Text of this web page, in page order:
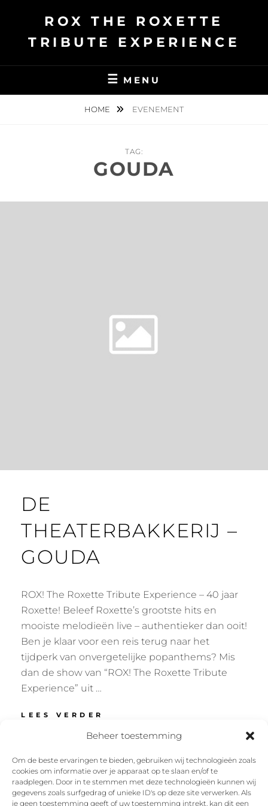
Beheer toestemming
Om de beste ervaringen te bieden, gebruiken wij technologieën zoals
cookies om informatie over je apparaat op te slaan en/of te
raadplegen. Door in te stemmen met deze technologieën kunnen wij
gegevens zoals surfgedrag of unieke ID's op deze site verwerken. Als
je geen toestemming geeft of uw toestemming intrekt, kan dit een
ROX THE ROXETTE
TRIBUTE EXPERIENCE
MENU
HOME EVENEMENT
TAG:
GOUDA
DE
THEATERBAKKERIJ –
GOUDA
ROX! The Roxette Tribute Experience – 40 jaar
Roxette! Beleef Roxette’s grootste hits en
mooiste melodieën live – authentieker dan ooit!
Ben je klaar voor een reis terug naar het
tijdperk van onvergetelijke popanthems? Mis
dan de show van “ROX! The Roxette Tribute
Experience” uit …
LEES VERDER
–
Facebook
Instagram
Twitter
YouTube